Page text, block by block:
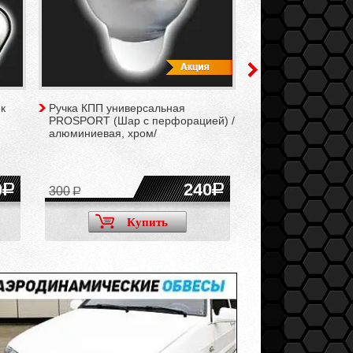
Ручка КПП универсальная
PROSPORT (Шар с перфорацией) /
алюминиевая, хром/
240
300
Купить
Картер
(подвижная
2108-21099,
Калина, Приора,
Ларгус